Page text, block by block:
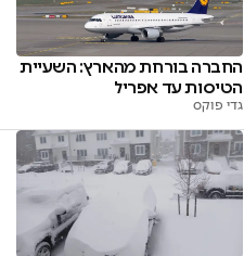
החברה בורחת מהארץ: השעיית
הטיסות עד אפריל
גדי פוקס